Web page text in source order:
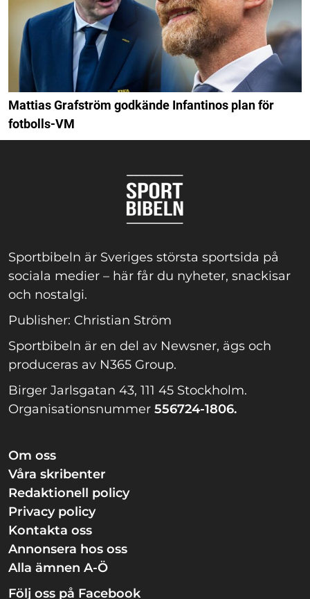
Mattias Grafström godkände Infantinos plan för
fotbolls-VM
Sportbibeln är Sveriges största sportsida på
sociala medier – här får du nyheter, snackisar
och nostalgi.
Publisher: Christian Ström
Sportbibeln är en del av Newsner, ägs och
produceras av N365 Group.
Birger Jarlsgatan 43, 111 45 Stockholm.
Organisationsnummer 556724-1806.
Om oss
Våra skribenter
Redaktionell policy
Privacy policy
Kontakta oss
Annonsera hos oss
Alla ämnen A-Ö
Följ oss på Facebook